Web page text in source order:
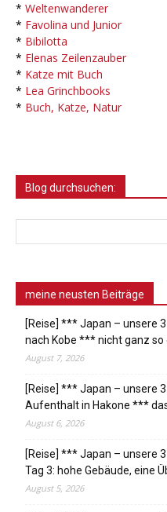
* Weltenwanderer
* Favolina und Junior
* Bibilotta
* Elenas Zeilenzauber
* Katze mit Buch
* Lea Grinchbooks
* Buch, Katze, Natur
Blog durchsuchen:
meine neusten Beiträge
[Reise] *** Japan – unsere
nach Kobe *** nicht ganz
August 7, 2026
[Reise] *** Japan – unsere
Aufenthalt in Hakone ***
August 6, 2026
[Reise] *** Japan – unsere
Tag 3: hohe Gebäude, eine
August 5, 2026